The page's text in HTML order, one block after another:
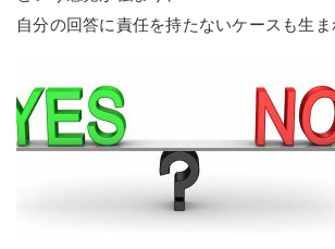
自分の回答に責任を持たないケースも生ま